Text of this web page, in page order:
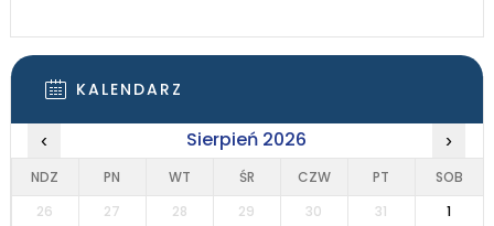
KALENDARZ
‹ Sierpień 2026 ›
NDZ PN WT ŚR CZW PT
SOB
26
27 28 29 30 31
1